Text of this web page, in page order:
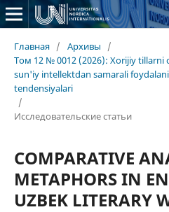
Главная / Архивы
/
Том 12 № 0012 (2026): Xorijiy tillarni
sun'iy intellektdan samarali
tendensiyalari
/
Исследовательские статьи
COMPARATIVE
METAPHORS IN
UZBEK LITERARY